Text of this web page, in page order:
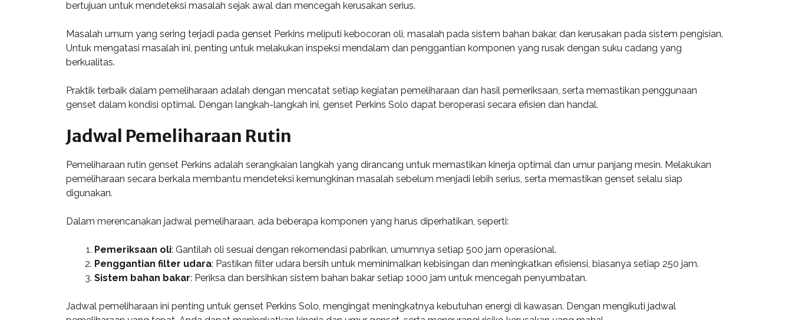
bertujuan untuk mendeteksi masalah sejak awal dan mencegah kerusakan serius.
Masalah umum yang sering terjadi pada genset Perkins meliputi kebocoran oli, masalah pada sistem bahan bakar, dan kerusakan pada sistem pengisian.
Untuk mengatasi masalah ini, penting untuk melakukan inspeksi mendalam dan penggantian komponen yang rusak dengan suku cadang yang
berkualitas.
Praktik terbaik dalam pemeliharaan adalah dengan mencatat setiap kegiatan pemeliharaan dan hasil pemeriksaan, serta memastikan penggunaan
genset dalam kondisi optimal. Dengan langkah-langkah ini, genset Perkins Solo dapat beroperasi secara efisien dan handal.
Jadwal Pemeliharaan Rutin
Pemeliharaan rutin genset Perkins adalah serangkaian langkah yang dirancang untuk memastikan kinerja optimal dan umur panjang mesin. Melakukan
pemeliharaan secara berkala membantu mendeteksi kemungkinan masalah sebelum menjadi lebih serius, serta memastikan genset selalu siap
digunakan.
Dalam merencanakan jadwal pemeliharaan, ada beberapa komponen yang harus diperhatikan, seperti:
Pemeriksaan oli: Gantilah oli sesuai dengan rekomendasi pabrikan, umumnya setiap 500 jam operasional.
Penggantian filter udara: Pastikan filter udara bersih untuk meminimalkan kebisingan dan meningkatkan efisiensi, biasanya setiap 250 jam.
Sistem bahan bakar: Periksa dan bersihkan sistem bahan bakar setiap 1000 jam untuk mencegah penyumbatan.
Jadwal pemeliharaan ini penting untuk genset Perkins Solo, mengingat meningkatnya kebutuhan energi di kawasan. Dengan mengikuti jadwal